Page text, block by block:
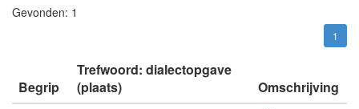
Gevonden: 1
1
Begrip
Trefwoord: dialectopgave
(plaats)
Omschrijving